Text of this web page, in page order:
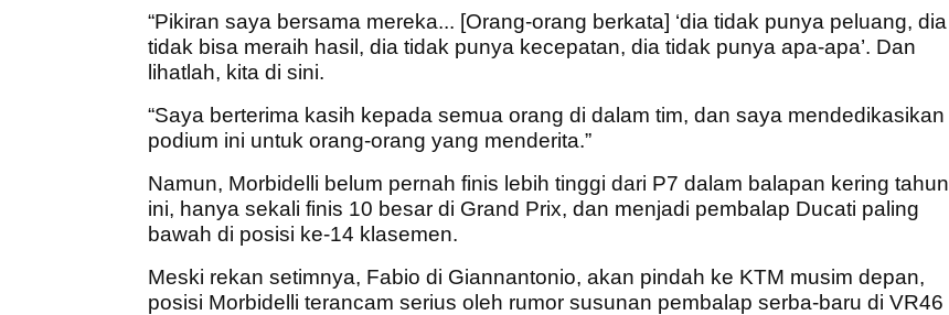
“Pikiran saya bersama mereka... [Orang-orang berkata] ‘dia tidak punya peluang, dia
tidak bisa meraih hasil, dia tidak punya kecepatan, dia tidak punya apa-apa’. Dan
lihatlah, kita di sini.
“Saya berterima kasih kepada semua orang di dalam tim, dan saya mendedikasikan
podium ini untuk orang-orang yang menderita.”
Namun, Morbidelli belum pernah finis lebih tinggi dari P7 dalam balapan kering tahun
ini, hanya sekali finis 10 besar di Grand Prix, dan menjadi pembalap Ducati paling
bawah di posisi ke-14 klasemen.
Meski rekan setimnya, Fabio di Giannantonio, akan pindah ke KTM musim depan,
posisi Morbidelli terancam serius oleh rumor susunan pembalap serba-baru di VR46